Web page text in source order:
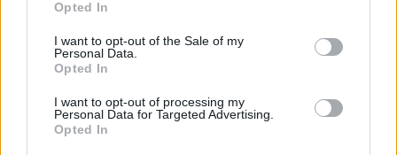
use your data for below specified purposes in below Google
consent section.
Opted In
I want to opt-out of the Sale of my
Personal Data.
Opted In
I want to opt-out of processing my
Personal Data for Targeted Advertising.
Opted In
I-es játékpercek miatt váltott csapatot.
Statisztika:HLSZ